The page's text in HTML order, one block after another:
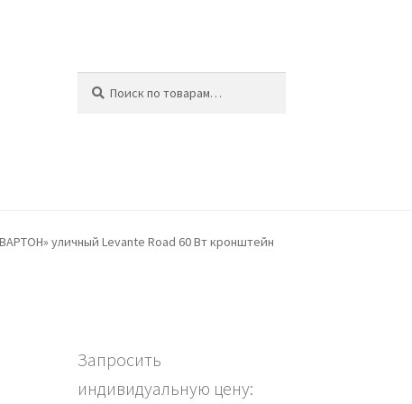
уличный Levante Road 60 Вт кронштейн
Запросить
индивидуальную цену: